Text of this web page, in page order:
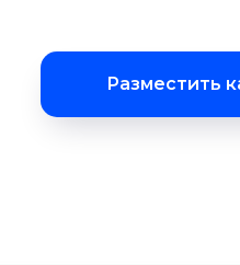
Разместить